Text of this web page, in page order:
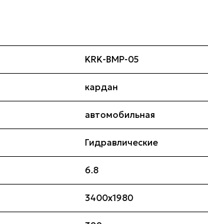
KRK-BMP-05
кардан
автомобильная
Гидравлические
6.8
3400х1980